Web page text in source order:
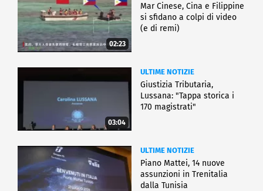
02:23
Mar Cinese, Cina e Filippine
si sfidano a colpi di video
(e di remi)
03:04
ULTIME NOTIZIE
Giustizia Tributaria,
Lussana: "Tappa storica i
170 magistrati"
ULTIME NOTIZIE
Piano Mattei, 14 nuove
assunzioni in Trenitalia
dalla Tunisia